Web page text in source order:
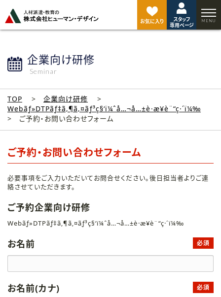
お気に入り
スタッフ
専用ページ
企業向け研修
Seminar
TOP
企業向け研修
Webãƒ»DTPãƒ‡ã‚¶ã‚¤ãƒ³ç§‘ï¼ˆå…¬å…±è·æ¥­è¨“ç·´ï¼‰
ご予約・お問い合わせフォーム
ご予約・お問い合わせフォーム
必要事項をご入力いただいてお問合せください。後日担当者よりご連
絡させていただきます。
ご予約企業向け研修
Webãƒ»DTPãƒ‡ã‚¶ã‚¤ãƒ³ç§‘ï¼ˆå…¬å…±è·æ¥­è¨“ç·´ï¼‰
お名前 必須
お名前(カナ) 必須
ジ
ト